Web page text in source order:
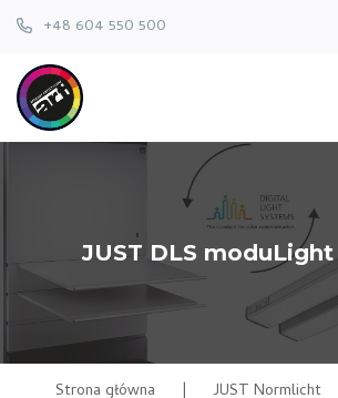
+48 604 550 500
JUST DLS moduLight
Strona główna | JUST Normlicht